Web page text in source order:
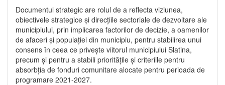
Documentul strategic are rolul de a reflecta viziunea,
obiectivele strategice și direcțiile sectoriale de dezvoltare ale
municipiului, prin implicarea factorilor de decizie, a oamenilor
de afaceri și populației din municipiu, pentru stabilirea unui
consens în ceea ce privește viitorul municipiului Slatina,
precum și pentru a stabili prioritățile și criteriile pentru
absorbția de fonduri comunitare alocate pentru perioada de
programare 2021-2027.